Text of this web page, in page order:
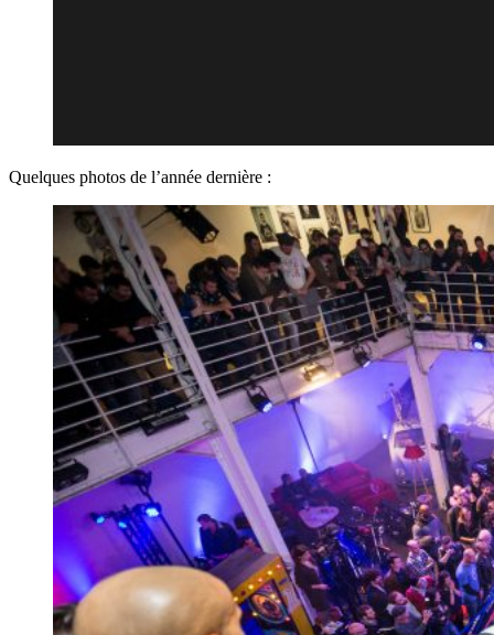
Quelques photos de l’année dernière :